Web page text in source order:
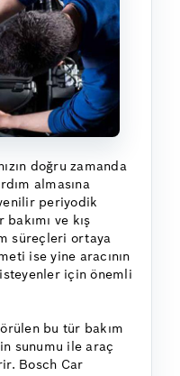
doğru zamanda
almasına
periyodik
ve kış
süreçleri ortaya
ise yine aracının
için önemli
bu tür bakım
sunumu ile araç
Bosch Car